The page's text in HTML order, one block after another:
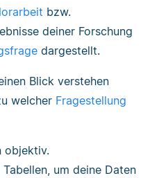
bzw.
deiner Forschung
dargestellt.
Blick verstehen
welcher Fragestellung
objektiv.
um deine Daten